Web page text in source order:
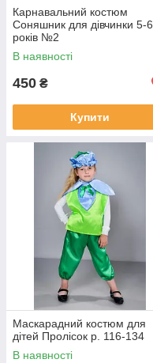
Карнавальний костюм
Соняшник для дівчинки 5-6
років №2
В наявності
450 ₴
Купити
Маскарадний костюм для
дітей Пролісок р. 116-134
В наявності